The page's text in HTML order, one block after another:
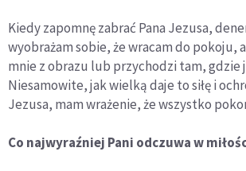
Kiedy zapomnę zabrać Pana Jezusa,
wyobrażam sobie, że wracam do pokoju,
mnie z obrazu lub przychodzi tam, gdzie
Niesamowite, jak wielką daje to siłę i
Jezusa, mam wrażenie, że wszystko
Co najwyraźniej Pani odczuwa w